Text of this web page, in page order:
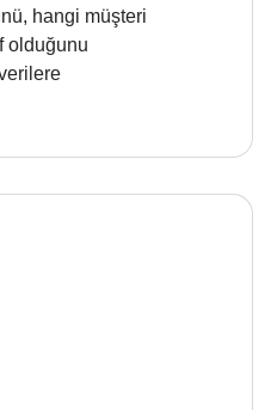
hangi müşteri
olduğunu